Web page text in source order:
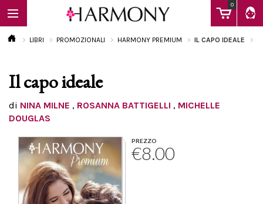
0
EBOOK
LIBRI
Calendario
LIBRI PROMOZIONALI HARMONY PREMIUM IL CAPO IDEALE
Il capo ideale
di NINA MILNE , ROSANNA BATTIGELLI , MICHELLE
DOUGLAS
PREZZO
€8.00